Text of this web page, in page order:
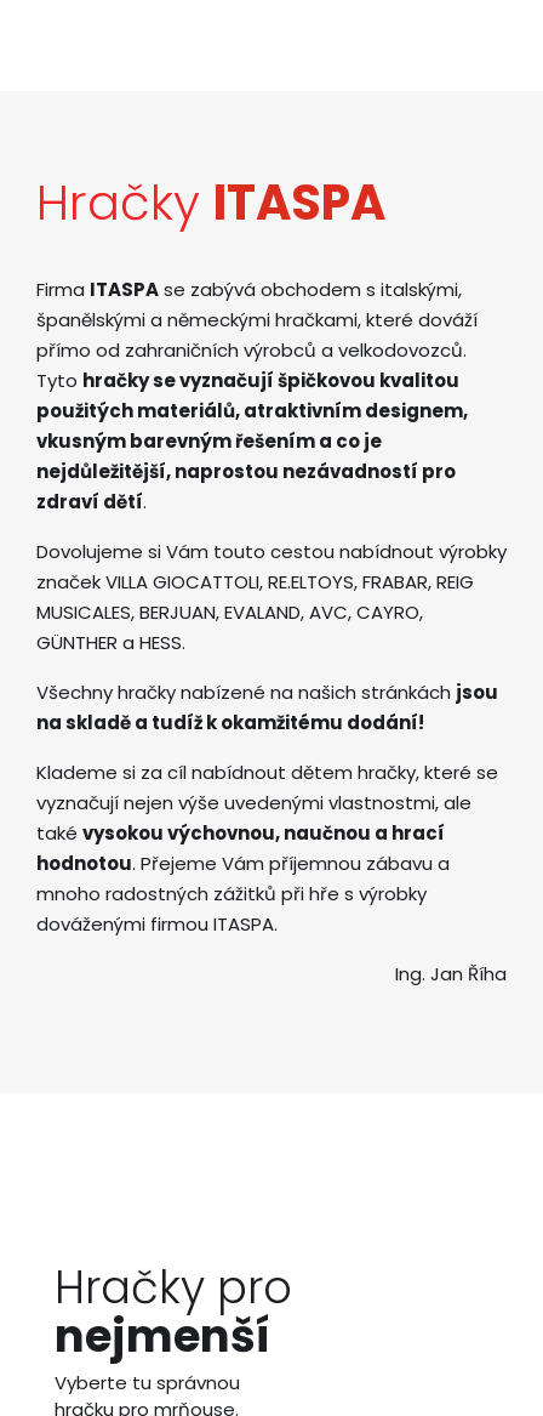
Hračky ITASPA
Firma ITASPAse zabývá obchodem s italskými,
španělskými a německými hračkami, které dováží
přímo od zahraničních výrobců a velkodovozců.
Tyto hračky se vyznačují špičkovou kvalitou
použitých materiálů, atraktivním designem,
vkusným barevným řešením a co je
nejdůležitější, naprostou nezávadností pro
zdraví dětí.
Dovolujeme si Vám touto cestou nabídnout výrobky
značek VILLA GIOCATTOLI, RE.ELTOYS, FRABAR, REIG
MUSICALES, BERJUAN, EVALAND, AVC, CAYRO,
GÜNTHER a HESS.
Všechny hračky nabízené na našich stránkách jsou
na skladě a tudíž k okamžitému dodání!
Klademe si za cíl nabídnout dětem hračky, které se
vyznačují nejen výše uvedenými vlastnostmi, ale
také vysokou výchovnou, naučnou a hrací
hodnotou. Přejeme Vám příjemnou zábavu a
mnoho radostných zážitků při hře s výrobky
dováženými firmou ITASPA.
Ing. Jan Říha
Hračky pro
nejmenší
Vyberte tu správnou
hračku pro mrňouse.